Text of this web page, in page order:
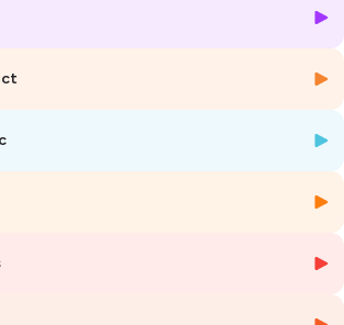
apprendre et mémoriser,
pour réussir sans pression !
plus de 400 étudiants à
exploser leurs résultats grâce aux